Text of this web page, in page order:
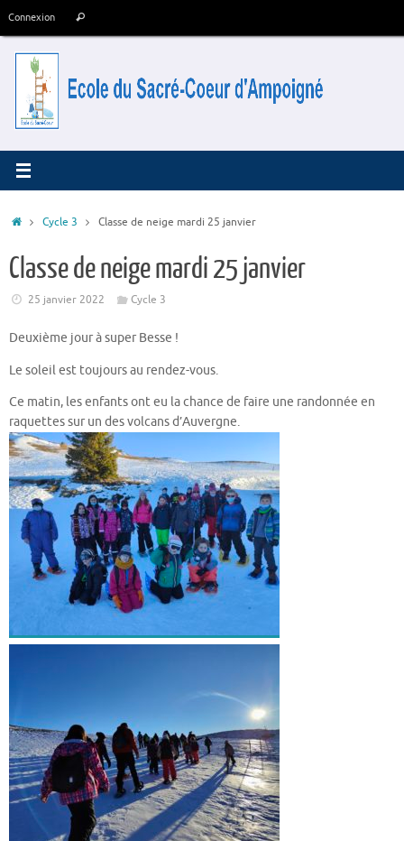
Connexion Rechercher
Accueil
Cycle 3 Classe de neige mardi 25 janvier
Classe de neige mardi 25 janvier
25 janvier 2022 Cycle 3
Deuxième jour à super Besse !
Le soleil est toujours au rendez-vous.
Ce matin, les enfants ont eu la chance de faire une randonnée en
raquettes sur un des volcans d’Auvergne.